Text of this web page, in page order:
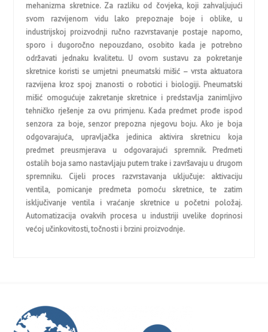
mehanizma skretnice. Za razliku od čovjeka, koji zahvaljujući
svom razvijenom vidu lako prepoznaje boje i oblike, u
industrijskoj proizvodnji ručno razvrstavanje postaje naporno,
sporo i dugoročno nepouzdano, osobito kada je potrebno
održavati jednaku kvalitetu. U ovom sustavu za pokretanje
skretnice koristi se umjetni pneumatski mišić – vrsta aktuatora
razvijena kroz spoj znanosti o robotici i biologiji. Pneumatski
mišić omogućuje zakretanje skretnice i predstavlja zanimljivo
tehničko rješenje za ovu primjenu. Kada predmet prođe ispod
senzora za boje, senzor prepozna njegovu boju. Ako je boja
odgovarajuća, upravljačka jedinica aktivira skretnicu koja
predmet preusmjerava u odgovarajući spremnik. Predmeti
ostalih boja samo nastavljaju putem trake i završavaju u drugom
spremniku. Cijeli proces razvrstavanja uključuje: aktivaciju
ventila, pomicanje predmeta pomoću skretnice, te zatim
isključivanje ventila i vraćanje skretnice u početni položaj.
Automatizacija ovakvih procesa u industriji uvelike doprinosi
većoj učinkovitosti, točnosti i brzini proizvodnje.